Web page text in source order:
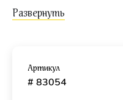
жесткая стильная
Артикул
# 83054